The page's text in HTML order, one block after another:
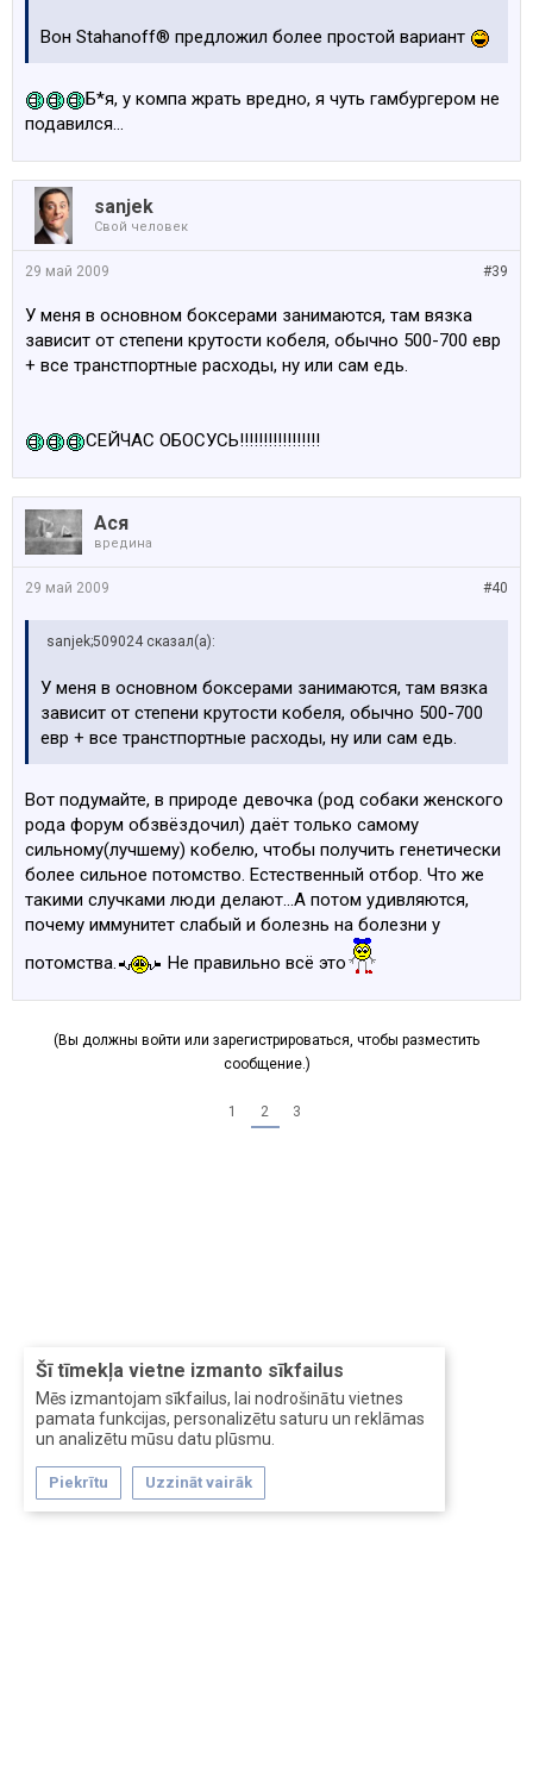
Šī tīmekļa vietne izmanto sīkfailus
Mēs izmantojam sīkfailus, lai nodrošinātu vietnes
pamata funkcijas, personalizētu saturu un reklāmas
un analizētu mūsu datu plūsmu.
Piekrītu Uzzināt vairāk
Вон Stahanoff® предложил более простой вариант
Б*я, у компа жрать вредно, я чуть гамбургером не
подавился...
sanjek
Свой человек
#39
29 май 2009
У меня в основном боксерами занимаются, там вязка
зависит от степени крутости кобеля, обычно 500-700 евр
+ все транстпортные расходы, ну или сам едь.
СЕЙЧАС ОБОСУСЬ!!!!!!!!!!!!!!!!!
Ася
вредина
#40
29 май 2009
sanjek;509024 сказал(а):
У меня в основном боксерами занимаются, там вязка
зависит от степени крутости кобеля, обычно 500-700
евр + все транстпортные расходы, ну или сам едь.
Вот подумайте, в природе девочка (род собаки женского
рода форум обзвёздочил) даёт только самому
сильному(лучшему) кобелю, чтобы получить генетически
более сильное потомство. Естественный отбор. Что же
такими случками люди делают...А потом удивляются,
почему иммунитет слабый и болезнь на болезни у
потомства.
Не правильно всё это
(Вы должны войти или зарегистрироваться, чтобы разместить
сообщение.)
1 2 3